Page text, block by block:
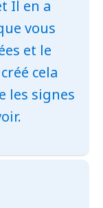
Il en a
vous
et le
cela
les signes